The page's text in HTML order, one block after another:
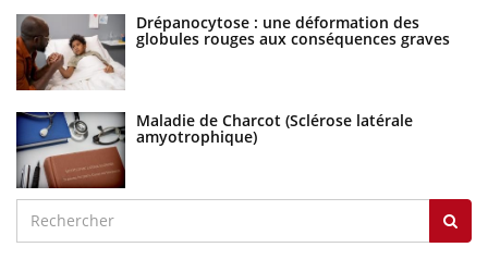
Drépanocytose : une déformation des
globules rouges aux conséquences graves
Maladie de Charcot (Sclérose latérale
amyotrophique)